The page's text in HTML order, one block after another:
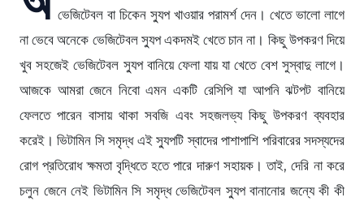
ভেজিটেবল বা চিকেন স্যুপ খাওয়ার পরামর্শ দেন। খেতে ভালো লাগে
না ভেবে অনেকে ভেজিটেবল স্যুপ একদমই খেতে চান না। কিছু উপকরণ দিয়ে
খুব সহজেই ভেজিটেবল স্যুপ বানিয়ে ফেলা যায় যা খেতে বেশ সুস্বাদু লাগে।
আজকে আমরা জেনে নিবো এমন একটি রেসিপি যা আপনি ঝটপট বানিয়ে
ফেলতে পারেন বাসায় থাকা সবজি এবং সহজলভ্য কিছু উপকরণ ব্যবহার
করেই। ভিটামিন সি সমৃদ্ধ এই স্যুপটি স্বাদের পাশাপাশি পরিবারের সদস্যদের
রোগ প্রতিরোধ ক্ষমতা বৃদ্ধিতে হতে পারে দারুণ সহায়ক। তাই, দেরি না করে
চলুন জেনে নেই ভিটামিন সি সমৃদ্ধ ভেজিটেবল স্যুপ বানানোর জন্যে কী কী